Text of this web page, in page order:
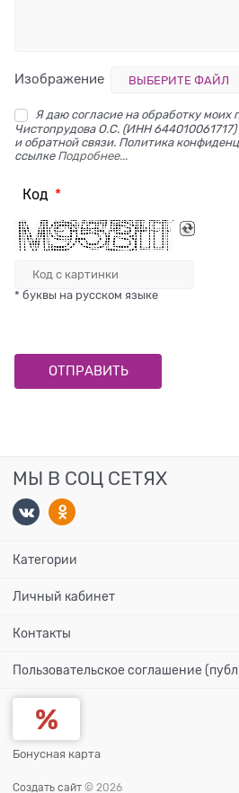
Изображение ВЫБЕРИТЕ ФАЙЛ
Я даю согласие на обработку
Чистопрудова О.С. (ИНН 644010061717)
и обратной связи. Политика
ссылке Подробнее...
Код
* буквы на русском языке
МЫ В СОЦ СЕТЯХ
Категории
Личный кабинет
Контакты
Пользовательское соглашение
Бонусная карта
Создать сайт © 2026